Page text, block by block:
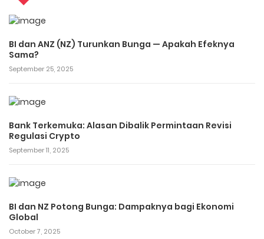
BI dan ANZ (NZ) Turunkan Bunga — Apakah Efeknya
Sama?
September 25, 2025
Bank Terkemuka: Alasan Dibalik Permintaan Revisi
Regulasi Crypto
September 11, 2025
BI dan NZ Potong Bunga: Dampaknya bagi Ekonomi
Global
October 7, 2025